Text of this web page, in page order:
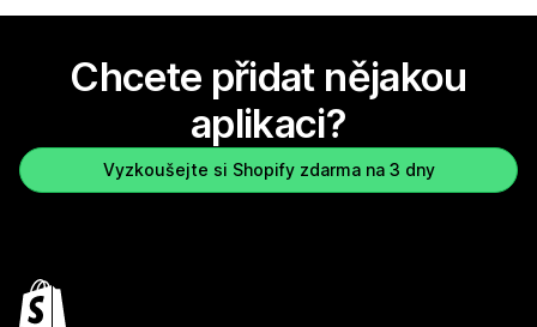
Chcete přidat nějakou
aplikaci?
Vyzkoušejte si Shopify zdarma na 3 dny